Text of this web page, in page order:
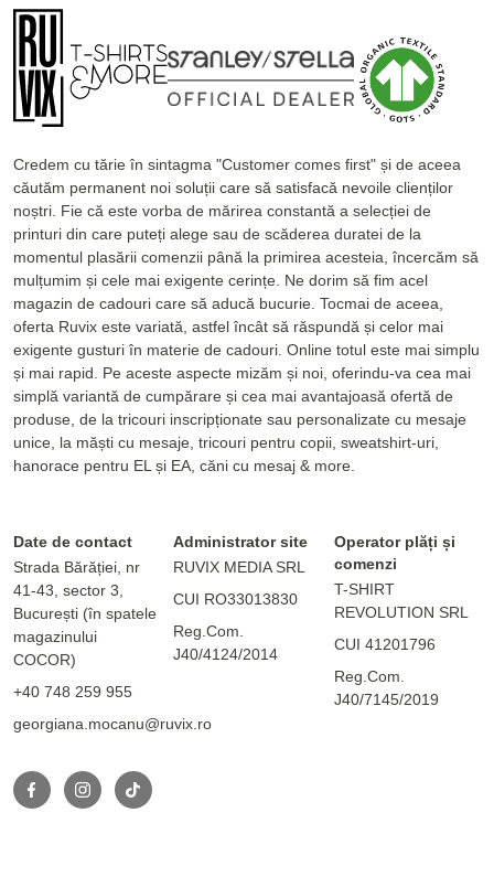
Credem cu tărie în sintagma "Customer comes first" și de aceea
căutăm permanent noi soluții care să satisfacă nevoile clienților
noștri. Fie că este vorba de mărirea constantă a selecției de
printuri din care puteți alege sau de scăderea duratei de la
momentul plasării comenzii până la primirea acesteia, încercăm să
mulțumim și cele mai exigente cerințe. Ne dorim să fim acel
magazin de cadouri care să aducă bucurie. Tocmai de aceea,
oferta Ruvix este variată, astfel încât să răspundă și celor mai
exigente gusturi în materie de cadouri. Online totul este mai simplu
și mai rapid. Pe aceste aspecte mizăm și noi, oferindu-va cea mai
simplă variantă de cumpărare și cea mai avantajoasă ofertă de
produse, de la tricouri inscripționate sau personalizate cu mesaje
unice, la măști cu mesaje, tricouri pentru copii, sweatshirt-uri,
hanorace pentru EL și EA, căni cu mesaj & more.
Date de contact
Strada Bărăției, nr
41-43, sector 3,
București (în spatele
magazinului
COCOR)
+40 748 259 955
georgiana.mocanu@ruvix.ro
Administrator site
RUVIX MEDIA SRL
CUI RO33013830
Reg.Com.
J40/4124/2014
Operator plăți și
comenzi
T-SHIRT
REVOLUTION SRL
CUI 41201796
Reg.Com.
J40/7145/2019